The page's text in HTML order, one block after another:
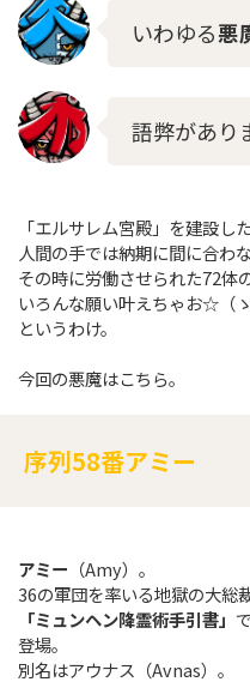
いわゆる悪
語弊があり
「エルサレム宮殿」を建設し
人間の手では納期に間に合わ
その時に労働させられた72体
いろんな願い叶えちゃお☆（
というわけ。
今回の悪魔はこちら。
序列58番アミー
アミー （Amy）。
36の軍団を率いる地獄の大総裁
「ミュンヘン降霊術手引書」
登場。
別名はアウナス（Avnas）。